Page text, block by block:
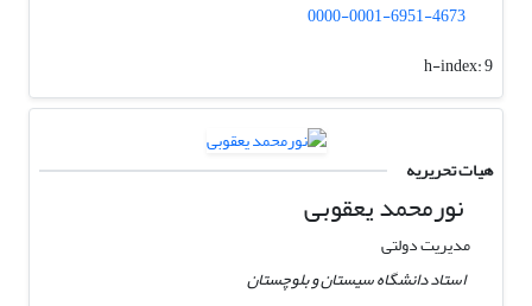
0000-0001-6951-4673
h-index:9
هیات تحریریه
نورمحمد یعقوبی
مدیریت دولتی
استاد دانشگاه سیستان و بلوچستان